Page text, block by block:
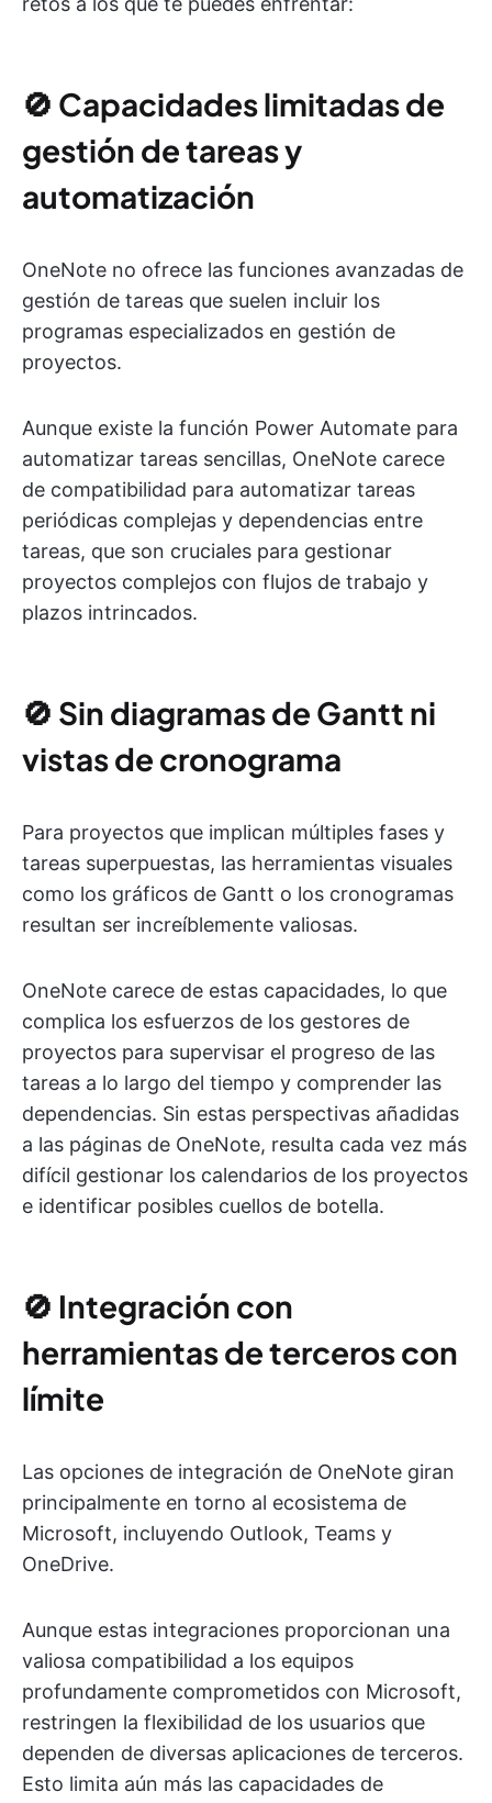
🚫 Capacidades limitadas de
gestión de tareas y
automatización
OneNote no ofrece las funciones avanzadas de
gestión de tareas que suelen incluir los
programas especializados en gestión de
proyectos.
Aunque existe la función Power Automate para
automatizar tareas sencillas, OneNote carece
de compatibilidad para automatizar tareas
periódicas complejas y dependencias entre
tareas, que son cruciales para gestionar
proyectos complejos con flujos de trabajo y
plazos intrincados.
🚫 Sin diagramas de Gantt ni
vistas de cronograma
Para proyectos que implican múltiples fases y
tareas superpuestas, las herramientas visuales
como los gráficos de Gantt o los cronogramas
resultan ser increíblemente valiosas.
OneNote carece de estas capacidades, lo que
complica los esfuerzos de los gestores de
proyectos para supervisar el progreso de las
tareas a lo largo del tiempo y comprender las
dependencias. Sin estas perspectivas añadidas
a las páginas de OneNote, resulta cada vez más
difícil gestionar los calendarios de los proyectos
e identificar posibles cuellos de botella.
🚫 Integración con
herramientas de terceros con
límite
Las opciones de integración de OneNote giran
principalmente en torno al ecosistema de
Microsoft, incluyendo Outlook, Teams y
OneDrive.
Aunque estas integraciones proporcionan una
valiosa compatibilidad a los equipos
profundamente comprometidos con Microsoft,
restringen la flexibilidad de los usuarios que
dependen de diversas aplicaciones de terceros.
Esto limita aún más las capacidades de